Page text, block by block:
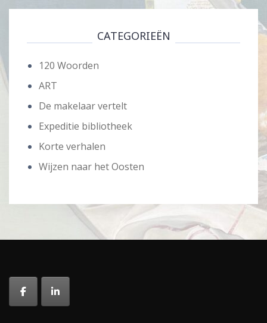
CATEGORIEËN
120 Woorden
ART
De makelaar vertelt
Expeditie bibliotheek
Korte verhalen
Wijzen naar het Oosten